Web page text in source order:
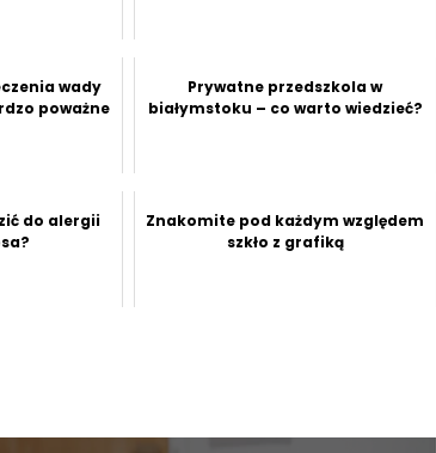
wady
poważne
Prywatne przedszkola w
białymstoku – co warto wiedzieć?
do alergii
Znakomite pod każdym względem
szkło z grafiką